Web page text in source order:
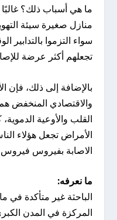
ما هي أسباب ذلك؟
منازل صغيرة سيئة
سواء التزموا بالتدابير
تجعلهم أكثر عرضة
بالإضافة إلى ذلك،
والاقتصادي المنخفض
القلب والأوعية
الأمراض تجعل هؤلاء
الاصابة بفيروس فيروس
ما نعرفه:
الباحثة غير متأكدة في
المركزة في المدن